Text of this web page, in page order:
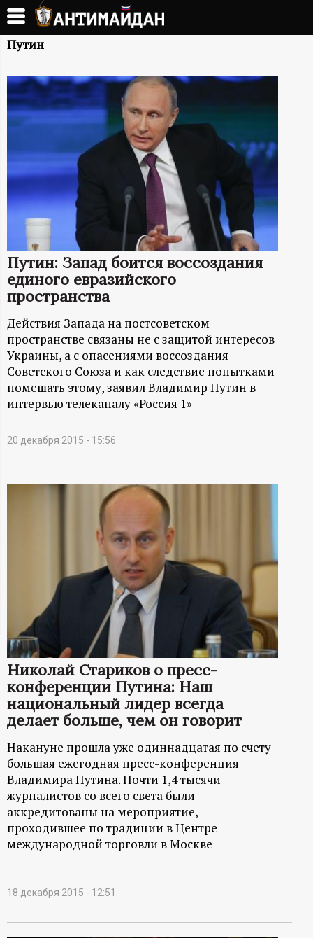
Перейти
основному
А
Н
Т
И
М
А
Й
Д
А
Н
-
и
н
ф
ц
и
о
н
н
ы
й
п
о
Путин
Путин: Запад боится воссоздания
единого евразийского
пространства
Действия Запада на постсоветском
пространстве связаны не с защитой интересов
Украины, а с опасениями воссоздания
Советского Союза и как следствие попытками
помешать этому, заявил Владимир Путин в
интервью телеканалу «Россия 1»
20 декабря 2015 - 15:56
Николай Стариков о пресс-
конференции Путина: Наш
национальный лидер всегда
делает больше, чем он говорит
Накануне прошла уже одиннадцатая по счету
большая ежегодная пресс-конференция
Владимира Путина. Почти 1,4 тысячи
журналистов со всего света были
аккредитованы на мероприятие,
проходившее по традиции в Центре
международной торговли в Москве
18 декабря 2015 - 12:51